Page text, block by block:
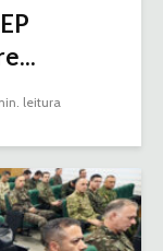
leitura